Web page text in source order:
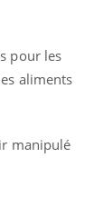
pour les
aliments
manipulé